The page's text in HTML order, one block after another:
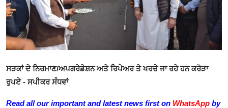
ਜੀਵਨ ਸ਼ੈਲੀ
English Website
ਸੜਕਾਂ ਦੇ ਨਿਰਮਾਣ/ਅਪਗਰੇਡੇਸ਼ਨ ਅਤੇ ਰਿਪੇਅਰ ਤੇ ਖਰਚੇ ਜਾ ਰਹੇ ਹਨ ਕਰੋੜਾ
ਰੁਪਏ- ਸਪੀਕਰ ਸੰਧਵਾਂ
Read all our important and latest news first on WhatsApp by